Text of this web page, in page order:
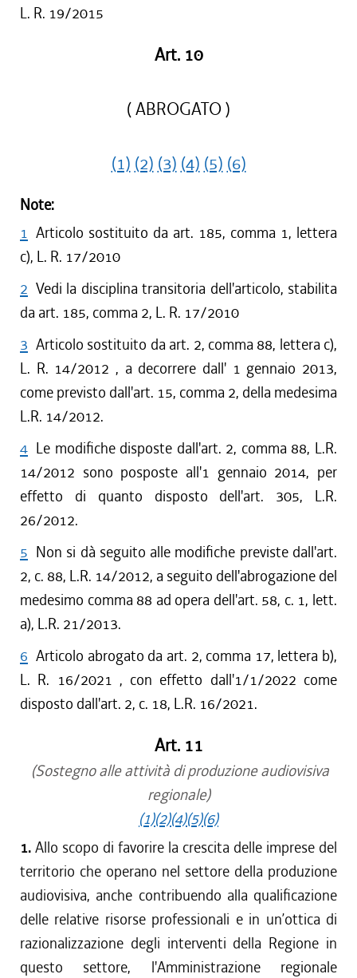
L. R. 19/2015
Art. 10
( ABROGATO )
(1) (2) (3) (4) (5) (6)
Note:
1 Articolo sostituito da art. 185, comma 1, lettera
c), L. R. 17/2010
2 Vedi la disciplina transitoria dell'articolo, stabilita
da art. 185, comma 2, L. R. 17/2010
3 Articolo sostituito da art. 2, comma 88, lettera c),
L. R. 14/2012 , a decorrere dall' 1 gennaio 2013,
come previsto dall'art. 15, comma 2, della medesima
L.R. 14/2012.
4 Le modifiche disposte dall'art. 2, comma 88, L.R.
14/2012 sono posposte all'1 gennaio 2014, per
effetto di quanto disposto dell'art. 305, L.R.
26/2012.
5 Non si dà seguito alle modifiche previste dall'art.
2, c. 88, L.R. 14/2012, a seguito dell'abrogazione del
medesimo comma 88 ad opera dell'art. 58, c. 1, lett.
a), L.R. 21/2013.
6 Articolo abrogato da art. 2, comma 17, lettera b),
L. R. 16/2021 , con effetto dall'1/1/2022 come
disposto dall'art. 2, c. 18, L.R. 16/2021.
Art. 11
(Sostegno alle attività di produzione audiovisiva
regionale)
(1)(2)(4)(5)(6)
1. Allo scopo di favorire la crescita delle imprese del
territorio che operano nel settore della produzione
audiovisiva, anche contribuendo alla qualificazione
delle relative risorse professionali e in un’ottica di
razionalizzazione degli interventi della Regione in
questo settore, l'Amministrazione regionale